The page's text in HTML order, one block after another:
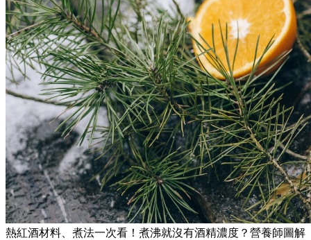
熱紅酒材料、煮法一次看！煮沸就沒有酒精濃度？營養師圖解